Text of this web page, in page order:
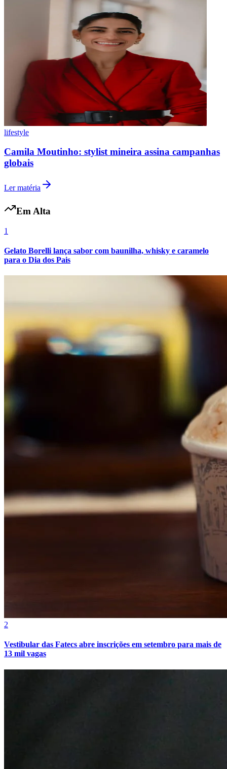
Grêmio
lifestyle
Camila Moutinho: stylist mineira assina campanhas
globais
Ler matéria
Em Alta
1
Gelato Borelli lança sabor com baunilha, whisky e caramelo
para o Dia dos Pais
2
Vestibular das Fatecs abre inscrições em setembro para mais de
13 mil vagas